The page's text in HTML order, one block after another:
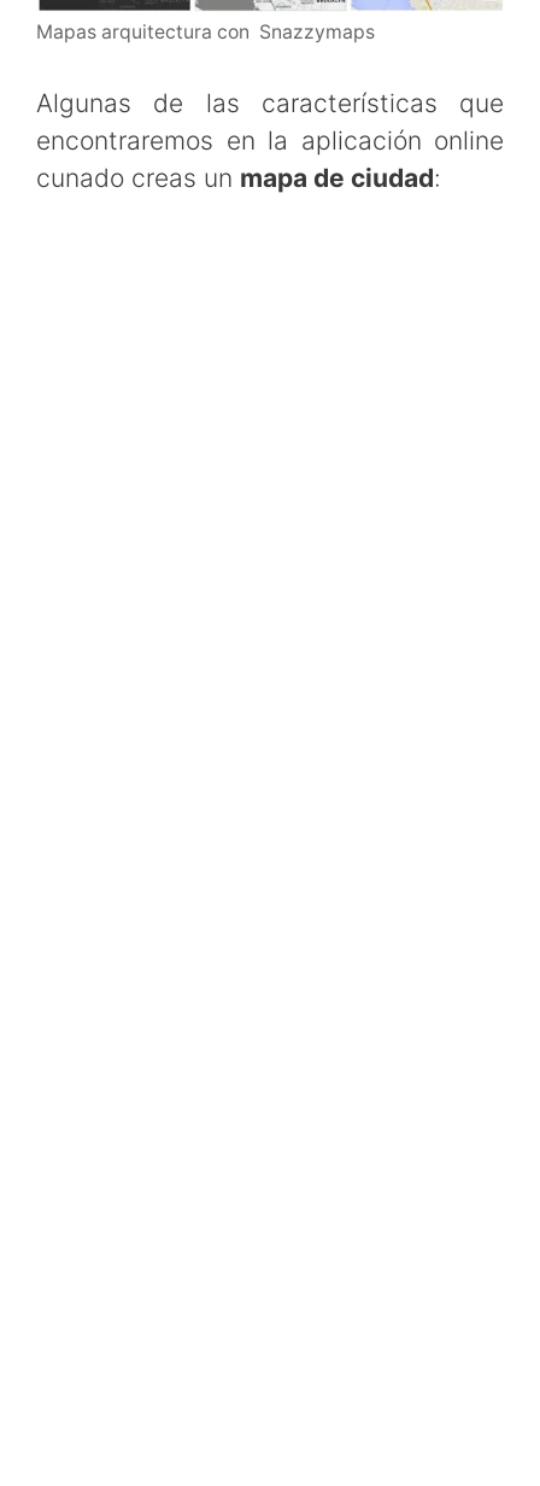
Mapas arquitectura con Snazzymaps
Algunas de las características que
encontraremos en la aplicación online
cunado creas un mapa de ciudad: